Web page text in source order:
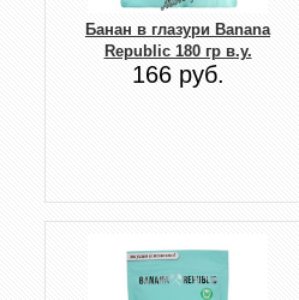
Банан в глазури Banana
Republic 180 гр в.у.
166 руб.